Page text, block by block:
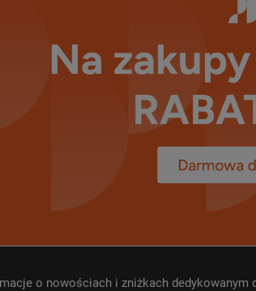
o nowościach i zniżkach dedykowanym